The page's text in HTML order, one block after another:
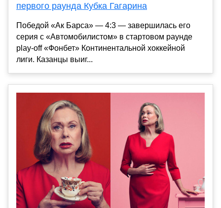
первого раунда Кубка Гагарина
Победой «Ак Барса» — 4:3 — завершилась его
серия с «Автомобилистом» в стартовом раунде
play-off «Фонбет» Континентальной хоккейной
лиги. Казанцы выиг...